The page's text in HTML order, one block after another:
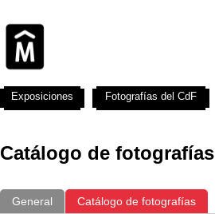
Catálogo de fotografías
General Catálogo de fotografías
Exposiciones Fotografías del CdF